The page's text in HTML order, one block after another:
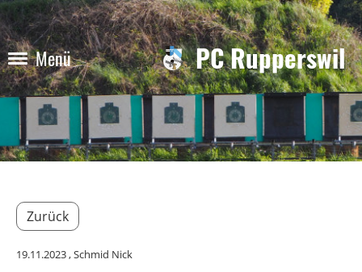
Menü PC Rupperswil
Zurück
19.11.2023, Schmid Nick